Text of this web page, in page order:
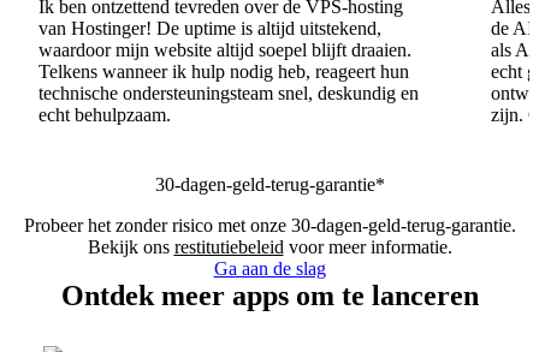
Ik ben ontzettend tevreden over de VPS-hosting
van Hostinger! De uptime is altijd uitstekend,
waardoor mijn website altijd soepel blijft draaien.
Telkens wanneer ik hulp nodig heb, reageert hun
technische ondersteuningsteam snel, deskundig en
echt behulpzaam.
Alles
de
als AI
echt
zijn.
30-dagen-geld-terug-garantie*
Probeer het zonder risico met onze 30-dagen-geld-terug-garantie.
Bekijk ons restitutiebeleid voor meer informatie.
Ga aan de slag
Ontdek meer apps om te lanceren